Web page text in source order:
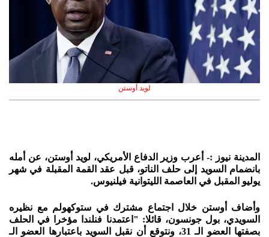
لويد أوستن
المدينة نيوز :- أعرب وزير الدفاع الأمريكي، لويد أوستن، عن أمله
بانضمام السويد إلى حلف الناتو، قبل عقد القمة المقبلة في شهر
يوليو المقبل في العاصمة الليتوانية فيلنيوس.
وأضاف أوستن خلال اجتماع مشترك في ستوكهولم مع نظيره
السويدي، بول جونسون، قائلا: "اعتمدنا فنلندا مؤخرا في الحلف
بصفتها العضو الـ 31، ونتوقع أن نقبل السويد باعتبارها العضو الـ